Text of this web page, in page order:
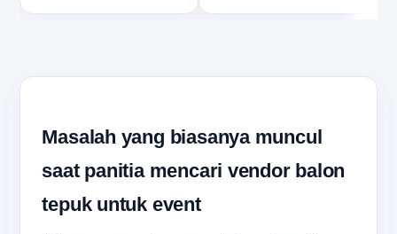
Masalah yang biasanya muncul
saat panitia mencari vendor balon
tepuk untuk event